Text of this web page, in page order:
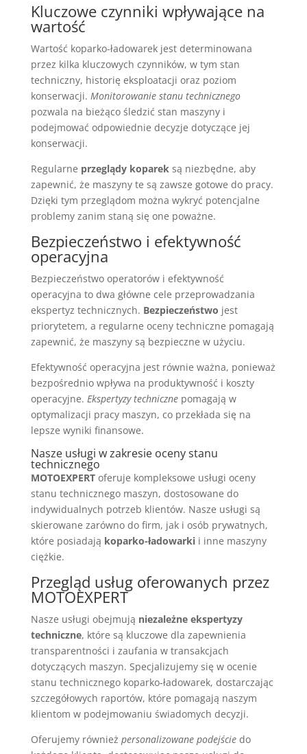
Kluczowe czynniki wpływające na
wartość
Wartość koparko-ładowarek jest determinowana
przez kilka kluczowych czynników, w tym stan
techniczny, historię eksploatacji oraz poziom
konserwacji. Monitorowanie stanu technicznego
pozwala na bieżąco śledzić stan maszyny i
podejmować odpowiednie decyzje dotyczące jej
konserwacji.
Regularne przeglądy kopareksą niezbędne, aby
zapewnić, że maszyny te są zawsze gotowe do pracy.
Dzięki tym przeglądom można wykryć potencjalne
problemy zanim staną się one poważne.
Bezpieczeństwo i efektywność
operacyjna
Bezpieczeństwo operatorów i efektywność
operacyjna to dwa główne cele przeprowadzania
ekspertyz technicznych. Bezpieczeństwo jest
priorytetem, a regularne oceny techniczne pomagają
zapewnić, że maszyny są bezpieczne w użyciu.
Efektywność operacyjna jest równie ważna, ponieważ
bezpośrednio wpływa na produktywność i koszty
operacyjne. Ekspertyzy technicznepomagają w
optymalizacji pracy maszyn, co przekłada się na
lepsze wyniki finansowe.
Nasze usługi w zakresie oceny stanu
technicznego
MOTOEXPERToferuje kompleksowe usługi oceny
stanu technicznego maszyn, dostosowane do
indywidualnych potrzeb klientów. Nasze usługi są
skierowane zarówno do firm, jak i osób prywatnych,
które posiadają koparko-ładowarkii inne maszyny
ciężkie.
Przegląd usług oferowanych przez
MOTOEXPERT
Nasze usługi obejmują niezależne ekspertyzy
techniczne, które są kluczowe dla zapewnienia
transparentności i zaufania w transakcjach
dotyczących maszyn. Specjalizujemy się w ocenie
stanu technicznego koparko-ładowarek, dostarczając
szczegółowych raportów, które pomagają naszym
klientom w podejmowaniu świadomych decyzji.
Oferujemy również personalizowane podejściedo